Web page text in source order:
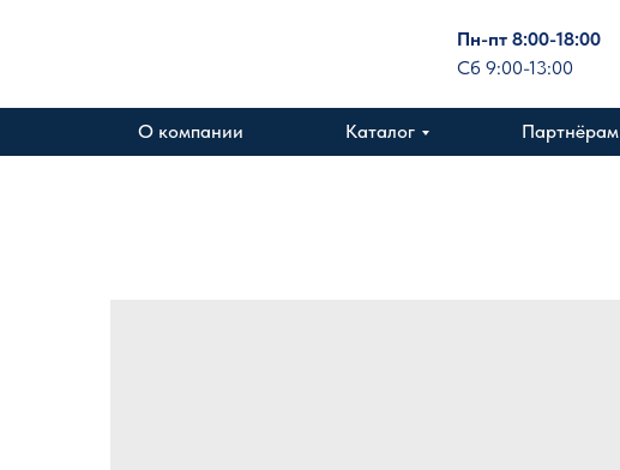
О компании Каталог Партнёрам
Пн-пт 8:00-18:00
Сб 9:00-13:00